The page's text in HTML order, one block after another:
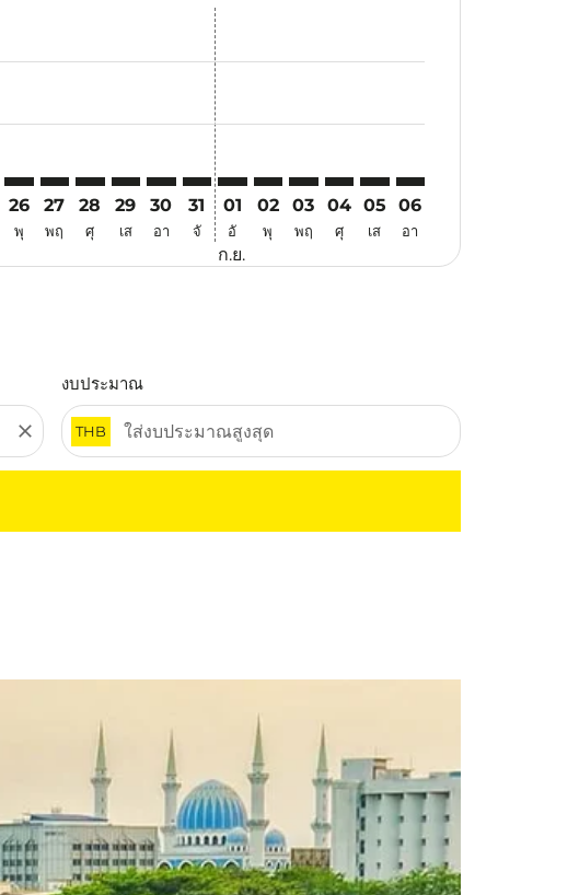
disclaimer. ค้นหาข้อเสนอ
disclaimer. ค้นหาข้อเสนอ
offers-disclaimer. ค้นหาข้อเสนอ
view-offers-disclaimer. ค้นหาข้อเสนอ
cmp-view-offers-disclaimer. ค้นหาข้อเสนอ
cmp-view-offers-disclaimer. ค้นหาข้อเสนอ
PNK–KUA: cmp-view-offers-disclaimer. ค้นหาข้อเสนอ
26
พุ
PNK–KUA: cmp-view-offers-disclaimer. ค้นหาข้อเสนอ
27
พฤ
PNK–KUA: cmp-view-offers-disclaimer. ค้นหาข้อเสนอ
28
ศุ
PNK–KUA: cmp-view-offers-disclaimer. ค้นหาข้อเสนอ
29
เส
PNK–KUA: cmp-view-offers-disclaimer. ค้นหาข้อเสนอ
30
อา
PNK–KUA: cmp-view-offers-disclaimer. ค้นหาข้อ
31
จั
01
อั
ก.ย.
02
พุ
03
พฤ
04
ศุ
05
เส
06
อา
close
งบประมาณ
THB